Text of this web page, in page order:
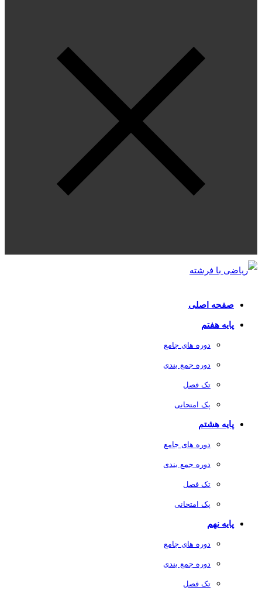
صفحه اصلی
پایه هفتم
دوره های جامع
دوره جمع بندی
تک فصل
پک امتحانی
پایه هشتم
دوره های جامع
دوره جمع بندی
تک فصل
پک امتحانی
پایه نهم
دوره های جامع
دوره جمع بندی
تک فصل